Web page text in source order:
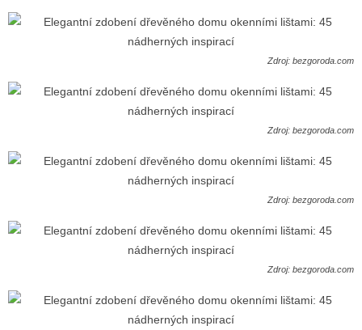
Zdroj: bezgoroda.com
Zdroj: bezgoroda.com
Zdroj: bezgoroda.com
Zdroj: bezgoroda.com